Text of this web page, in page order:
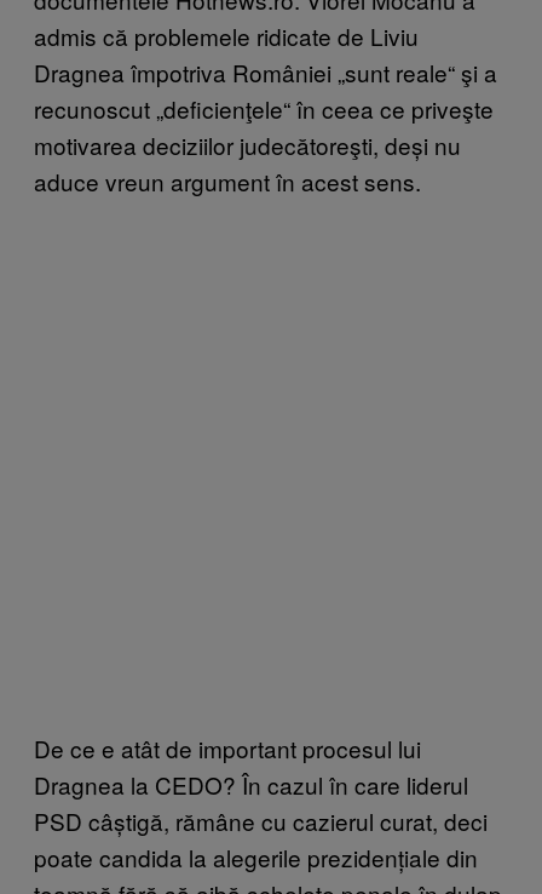
admis că problemele ridicate de Liviu
Dragnea împotriva României „sunt reale“ şi a
recunoscut „deficienţele“ în ceea ce priveşte
motivarea deciziilor judecătoreşti, deși nu
aduce vreun argument în acest sens.
De ce e atât de important procesul lui
Dragnea la CEDO? În cazul în care liderul
PSD câștigă, rămâne cu cazierul curat, deci
poate candida la alegerile prezidențiale din